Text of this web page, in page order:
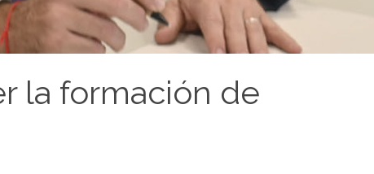
la formación de